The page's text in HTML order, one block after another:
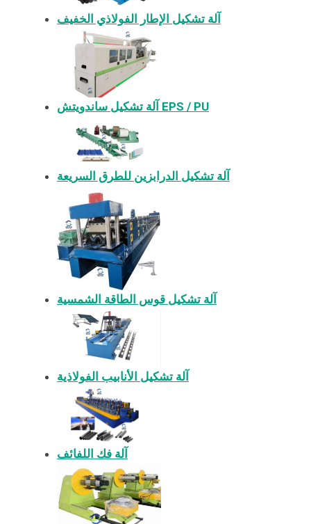
آلة تشكيل الإطار الفولاذي الخفيف
آلة تشكيل ساندويتش EPS / PU
آلة تشكيل الدرابزين للطرق السريعة
آلة تشكيل قوس الطاقة الشمسية
آلة تشكيل الأنابيب الفولاذية
آلة فك اللفائف